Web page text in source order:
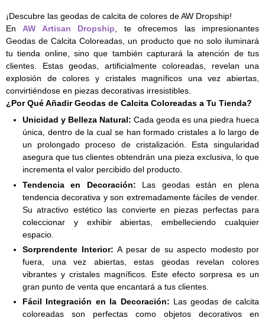
¡Descubre las geodas de calcita de colores de AW Dropship!
EnAW Artisan Dropship, te ofrecemos las impresionantes
Geodas de Calcita Coloreadas, un producto que no solo iluminará
tu tienda online, sino que también capturará la atención de tus
clientes. Estas geodas, artificialmente coloreadas, revelan una
explosión de colores y cristales magníficos una vez abiertas,
convirtiéndose en piezas decorativas irresistibles.
¿Por Qué Añadir Geodas de Calcita Coloreadas a Tu Tienda?
Unicidad y Belleza Natural: Cada geoda es una piedra hueca
única, dentro de la cual se han formado cristales a lo largo de
un prolongado proceso de cristalización. Esta singularidad
asegura que tus clientes obtendrán una pieza exclusiva, lo que
incrementa el valor percibido del producto.
Tendencia en Decoración: Las geodas están en plena
tendencia decorativa y son extremadamente fáciles de vender.
Su atractivo estético las convierte en piezas perfectas para
coleccionar y exhibir abiertas, embelleciendo cualquier
espacio.
Sorprendente Interior: A pesar de su aspecto modesto por
fuera, una vez abiertas, estas geodas revelan colores
vibrantes y cristales magníficos. Este efecto sorpresa es un
gran punto de venta que encantará a tus clientes.
Fácil Integración en la Decoración: Las geodas de calcita
coloreadas son perfectas como objetos decorativos en